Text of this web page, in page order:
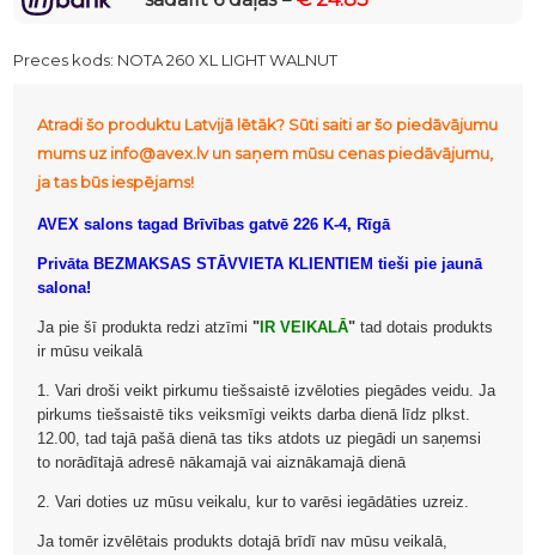
Preces kods: NOTA 260 XL LIGHT WALNUT
Atradi šo produktu Latvijā lētāk? Sūti saiti ar šo piedāvājumu
mums uz info@avex.lv un saņem mūsu cenas piedāvājumu,
ja tas būs iespējams!
AVEX salons tagad Brīvības gatvē 226 K-4, Rīgā
Privāta BEZMAKSAS STĀVVIETA KLIENTIEM tieši pie jaunā
salona!
Ja pie šī produkta redzi atzīmi " IR VEIKALĀ" tad dotais produkts
ir mūsu veikalā
1. Vari droši veikt pirkumu tiešsaistē izvēloties piegādes veidu. Ja
pirkums tiešsaistē tiks veiksmīgi veikts darba dienā līdz plkst.
12.00, tad tajā pašā dienā tas tiks atdots uz piegādi un saņemsi
to norādītajā adresē nākamajā vai aiznākamajā dienā
2. Vari doties uz mūsu veikalu, kur to varēsi iegādāties uzreiz.
Ja tomēr izvēlētais produkts dotajā brīdī nav mūsu veikalā,